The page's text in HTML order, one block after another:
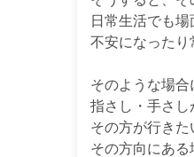
日常生活でも
不安になったり
そのような場合
指さし・手さ
その方が行き
その方向にあ